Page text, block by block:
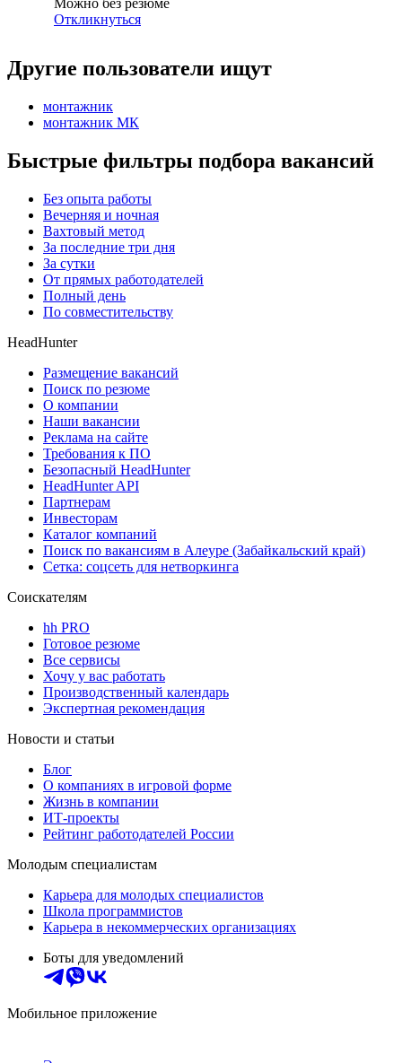
Можно без резюме
Откликнуться
Другие пользователи ищут
монтажник
монтажник МК
Быстрые фильтры подбора вакансий
Без опыта работы
Вечерняя и ночная
Вахтовый метод
За последние три дня
За сутки
От прямых работодателей
Полный день
По совместительству
HeadHunter
Размещение вакансий
Поиск по резюме
О компании
Наши вакансии
Реклама на сайте
Требования к ПО
Безопасный HeadHunter
HeadHunter API
Партнерам
Инвесторам
Каталог компаний
Поиск по вакансиям в Алеуре (Забайкальский край)
Сетка: соцсеть для нетворкинга
Соискателям
hh PRO
Готовое резюме
Все сервисы
Хочу у вас работать
Производственный календарь
Экспертная рекомендация
Новости и статьи
Блог
О компаниях в игровой форме
Жизнь в компании
ИТ-проекты
Рейтинг работодателей России
Молодым специалистам
Карьера для молодых специалистов
Школа программистов
Карьера в некоммерческих организациях
Боты для уведомлений
Мобильное приложение